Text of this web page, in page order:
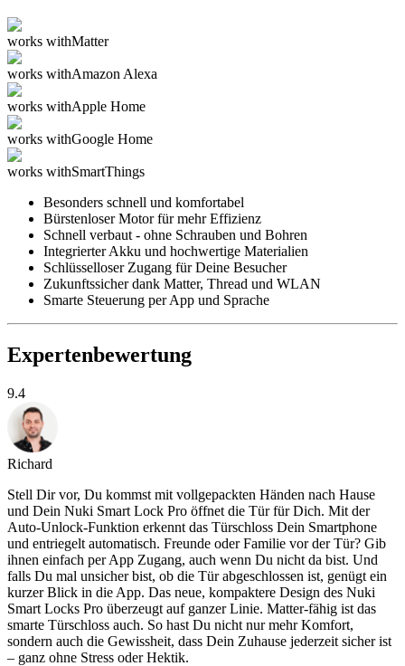
works withMatter
works withAmazon Alexa
works withApple Home
works withGoogle Home
works withSmartThings
Besonders schnell und komfortabel
Bürstenloser Motor für mehr Effizienz
Schnell verbaut - ohne Schrauben und Bohren
Integrierter Akku und hochwertige Materialien
Schlüsselloser Zugang für Deine Besucher
Zukunftssicher dank Matter, Thread und WLAN
Smarte Steuerung per App und Sprache
Expertenbewertung
9.4
Richard
Stell Dir vor, Du kommst mit vollgepackten Händen nach Hause
und Dein Nuki Smart Lock Pro öffnet die Tür für Dich. Mit der
Auto-Unlock-Funktion erkennt das Türschloss Dein Smartphone
und entriegelt automatisch. Freunde oder Familie vor der Tür? Gib
ihnen einfach per App Zugang, auch wenn Du nicht da bist. Und
falls Du mal unsicher bist, ob die Tür abgeschlossen ist, genügt ein
kurzer Blick in die App. Das neue, kompaktere Design des Nuki
Smart Locks Pro überzeugt auf ganzer Linie. Matter-fähig ist das
smarte Türschloss auch. So hast Du nicht nur mehr Komfort,
sondern auch die Gewissheit, dass Dein Zuhause jederzeit sicher ist
– ganz ohne Stress oder Hektik.